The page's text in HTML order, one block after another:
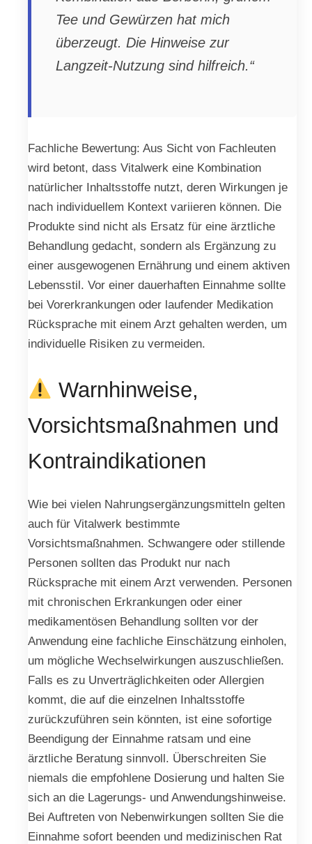
Tee und Gewürzen hat mich
überzeugt. Die Hinweise zur
Langzeit-Nutzung sind hilfreich.“
Fachliche Bewertung: Aus Sicht von Fachleuten
wird betont, dass Vitalwerk eine Kombination
natürlicher Inhaltsstoffe nutzt, deren Wirkungen je
nach individuellem Kontext variieren können. Die
Produkte sind nicht als Ersatz für eine ärztliche
Behandlung gedacht, sondern als Ergänzung zu
einer ausgewogenen Ernährung und einem aktiven
Lebensstil. Vor einer dauerhaften Einnahme sollte
bei Vorerkrankungen oder laufender Medikation
Rücksprache mit einem Arzt gehalten werden, um
individuelle Risiken zu vermeiden.
Warnhinweise,
Vorsichtsmaßnahmen und
Kontraindikationen
Wie bei vielen Nahrungsergänzungsmitteln gelten
auch für Vitalwerk bestimmte
Vorsichtsmaßnahmen. Schwangere oder stillende
Personen sollten das Produkt nur nach
Rücksprache mit einem Arzt verwenden. Personen
mit chronischen Erkrankungen oder einer
medikamentösen Behandlung sollten vor der
Anwendung eine fachliche Einschätzung einholen,
um mögliche Wechselwirkungen auszuschließen.
Falls es zu Unverträglichkeiten oder Allergien
kommt, die auf die einzelnen Inhaltsstoffe
zurückzuführen sein könnten, ist eine sofortige
Beendigung der Einnahme ratsam und eine
ärztliche Beratung sinnvoll. Überschreiten Sie
niemals die empfohlene Dosierung und halten Sie
sich an die Lagerungs- und Anwendungshinweise.
Bei Auftreten von Nebenwirkungen sollten Sie die
Einnahme sofort beenden und medizinischen Rat